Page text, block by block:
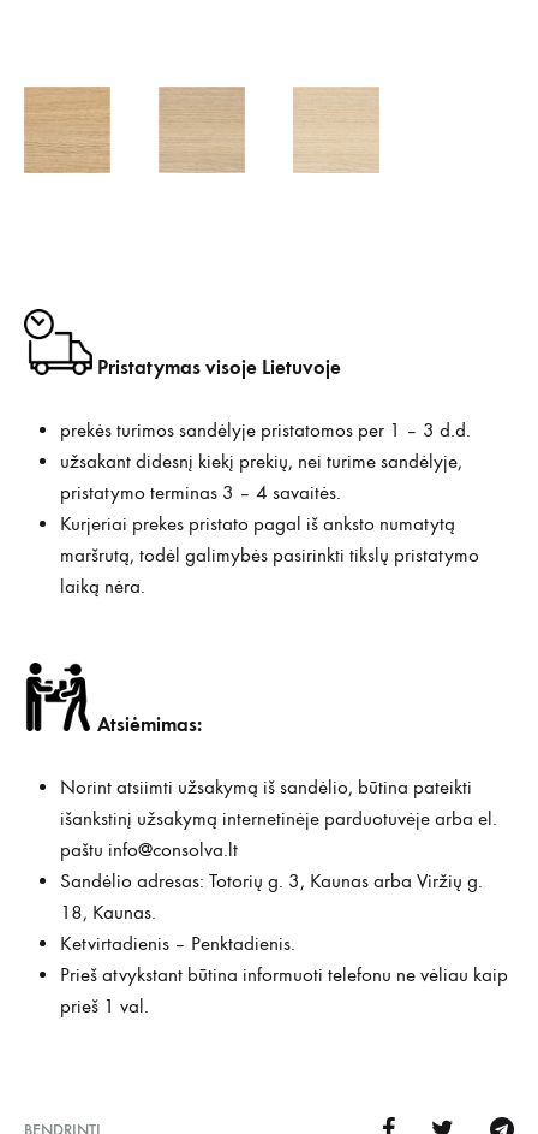
Pristatymas visoje Lietuvoje
prekės turimos sandėlyje pristatomos per 1 – 3 d.d.
užsakant didesnį kiekį prekių, nei turime sandėlyje,
pristatymo terminas 3 – 4 savaitės.
Kurjeriai prekes pristato pagal iš anksto numatytą
maršrutą, todėl galimybės pasirinkti tikslų pristatymo
laiką nėra.
Atsiėmimas:
Norint atsiimti užsakymą iš sandėlio, būtina pateikti
išankstinį užsakymą internetinėje parduotuvėje arba el.
paštu info@consolva.lt
Sandėlio adresas: Totorių g. 3, Kaunas arba Viržių g.
18, Kaunas.
Ketvirtadienis – Penktadienis.
Prieš atvykstant būtina informuoti telefonu ne vėliau kaip
prieš 1 val.
BENDRINTI